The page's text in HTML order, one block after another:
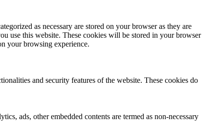
as necessary are stored on your browser as they are
use this website. These cookies will be stored in your browser
your browsing experience.
and security features of the website. These cookies do
ads, other embedded contents are termed as non-necessary